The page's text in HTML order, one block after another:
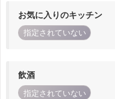
お気に入りのキッチン
指定されていない
飲酒
指定されていない